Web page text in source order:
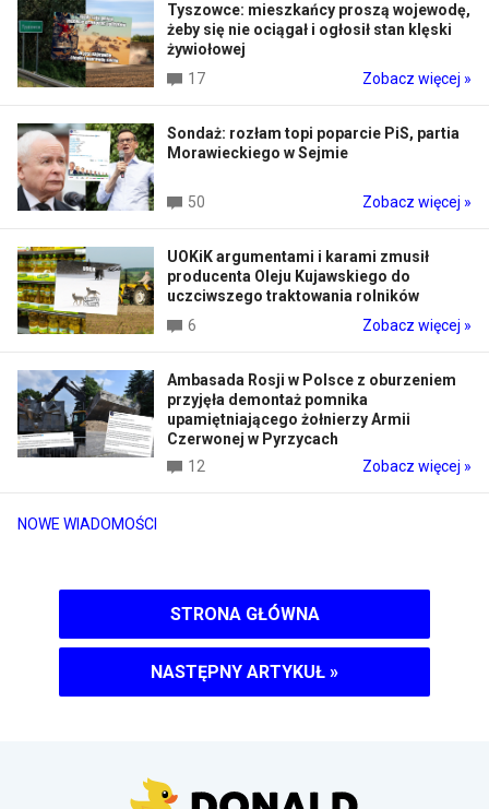
NOWE WIADOMOŚCI
Tyszowce: mieszkańcy proszą wojewodę,
żeby się nie ociągał i ogłosił stan klęski
żywiołowej
17
Zobacz więcej »
Sondaż: rozłam topi poparcie PiS, partia
Morawieckiego w Sejmie
50 Zobacz więcej »
UOKiK argumentami i karami zmusił
producenta Oleju Kujawskiego do
uczciwszego traktowania rolników
6
Zobacz więcej »
Ambasada Rosji w Polsce z oburzeniem
przyjęła demontaż pomnika
upamiętniającego żołnierzy Armii
Czerwonej w Pyrzycach
12
Zobacz więcej »
STRONA GŁÓWNA
NASTĘPNY ARTYKUŁ »